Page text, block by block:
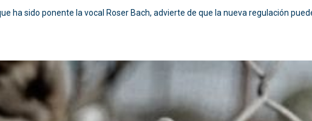
ha sido ponente la vocal Roser Bach, advierte de que la nueva regulación